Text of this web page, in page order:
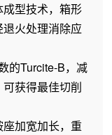
型技术，箱形
火处理消除应
的Turcite-B，减
获得最佳切削
加宽加长，重